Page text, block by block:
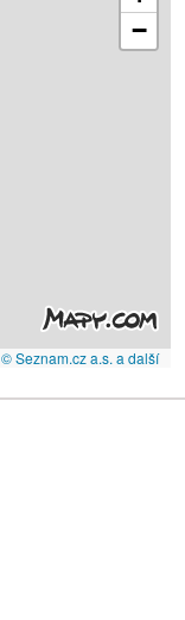
−
© Seznam.cz a.s. a další